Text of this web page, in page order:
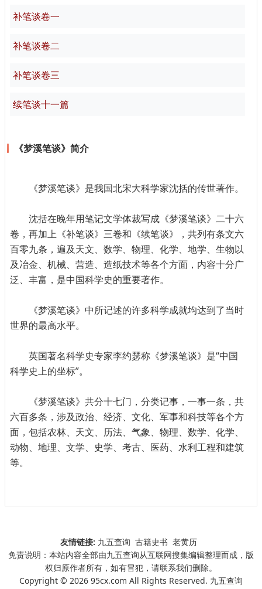
补笔谈卷一
补笔谈卷二
补笔谈卷三
续笔谈十一篇
《梦溪笔谈》简介
《梦溪笔谈》是我国北宋大科学家沈括的传世著作。
沈括在晚年用笔记文学体裁写成《梦溪笔谈》二十六
卷，再加上《补笔谈》三卷和《续笔谈》，共列有条文六
百零九条，遍及天文、数学、物理、化学、地学、生物以
及冶金、机械、营造、造纸技术等各个方面，内容十分广
泛、丰富，是中国科学史的重要著作。
《梦溪笔谈》中所记述的许多科学成就均达到了当时
世界的最高水平。
英国著名科学史专家李约瑟称《梦溪笔谈》是“中国
科学史上的坐标”。
《梦溪笔谈》共分十七门，分类记事，一事一条，共
六百多条，涉及政治、经济、文化、军事和科技等各个方
面，包括农林、天文、历法、气象、物理、数学、化学、
动物、地理、文学、史学、考古、医药、水利工程和建筑
等。
友情链接: 九五查询 古籍史书 老黄历
免责说明：本站内容全部由九五查询从互联网搜集编辑整理而成，版
权归原作者所有，如有冒犯，请联系我们删除。
Copyright © 2026 95cx.com All Rights Reserved. 九五查询